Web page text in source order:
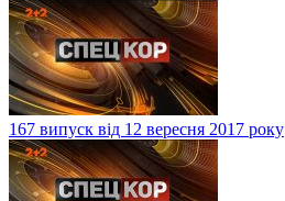
167 випуск від 12 вересня 2017 року